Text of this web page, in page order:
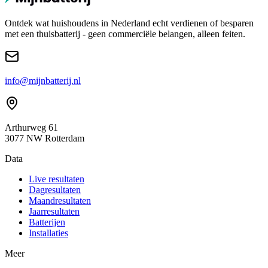
Ontdek wat huishoudens in Nederland echt verdienen of besparen
met een thuisbatterij - geen commerciële belangen, alleen feiten.
info@mijnbatterij.nl
Arthurweg 61
3077 NW Rotterdam
Data
Live resultaten
Dagresultaten
Maandresultaten
Jaarresultaten
Batterijen
Installaties
Meer